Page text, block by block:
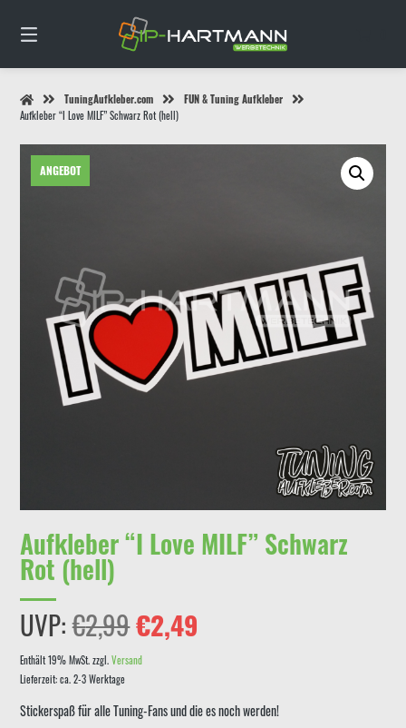
Inhalt
TuningAufkleber.com
FUN & Tuning Aufkleber
Aufkleber “I Love MILF” Schwarz Rot (hell)
ANGEBOT
Aufkleber “I Love MILF” Schwarz
Rot (hell)
UVP:€2,99Ursprünglicher
Preis
war:
€2,49
ist:
Enthält 19% MwSt. zzgl.Versand
Lieferzeit: ca. 2-3 Werktage
Stickerspaß für alle Tuning-Fans und die es noch werden!